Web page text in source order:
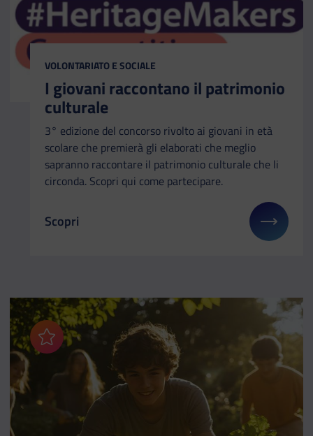
CATEGORIA:
VOLONTARIATO E SOCIALE
I giovani raccontano il patrimonio
culturale
3° edizione del concorso rivolto ai giovani in età
scolare che premierà gli elaborati che meglio
sapranno raccontare il patrimonio culturale che li
circonda. Scopri qui come partecipare.
Il link ti porterà ad avere maggiori dettagli su: I
Scopri
Aggiungi ai preferiti